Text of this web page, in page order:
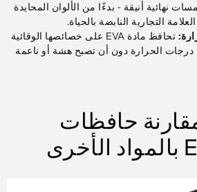
نهائية أنيقة - بدءًا من الألوان المحايدة
التجارية النابضة بالحياة.
تحافظ مادة EVA على خصائصها الوقائية
الحرارة دون أن تصبح هشة أو ناعمة
حافظات